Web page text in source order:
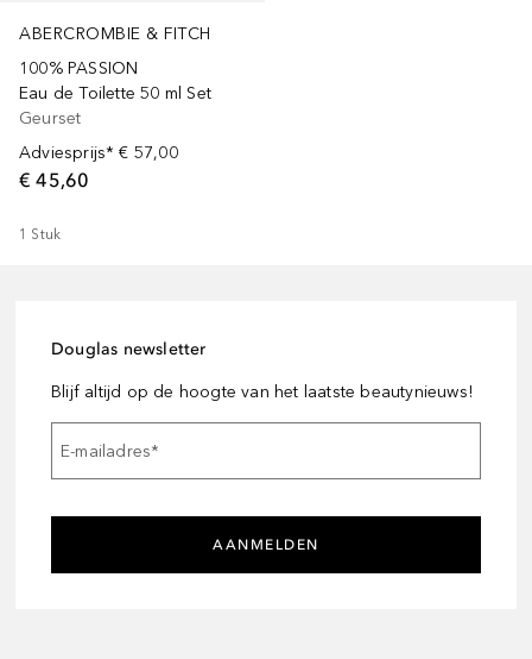
ABERCROMBIE & FITCH
100% PASSION
Eau de Toilette 50 ml Set
Geurset
Adviesprijs* € 57,00
€ 45,60
1 Stuk
Douglas newsletter
Blijf altijd op de hoogte van het laatste beautynieuws!
E-mailadres*
AANMELDEN